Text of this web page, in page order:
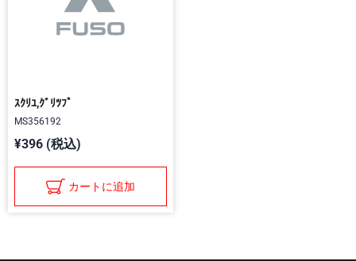
ｽｸﾘﾕ,ｸﾞﾘﾂﾌﾟ
MS356192
¥396 (税込)
カートに追加